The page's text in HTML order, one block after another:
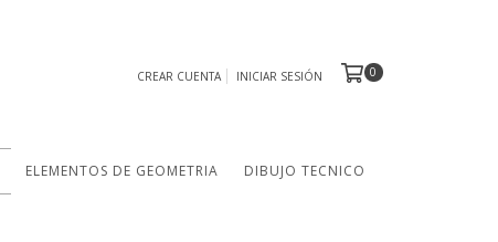
CREAR CUENTA INICIAR SESIÓN 0
ELEMENTOS DE GEOMETRIA DIBUJO TECNICO